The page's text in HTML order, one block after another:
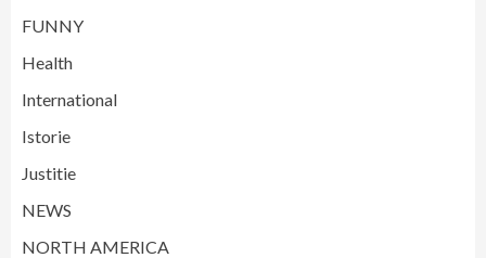
FUNNY
Health
International
Istorie
Justitie
NEWS
NORTH AMERICA